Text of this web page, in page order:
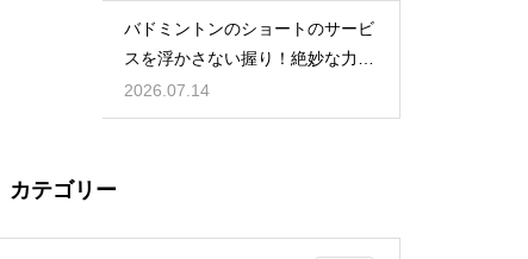
バドミントンのショートのサービ
スを浮かさない握り！絶妙な力加
減のコツ
2026.07.14
カテゴリー